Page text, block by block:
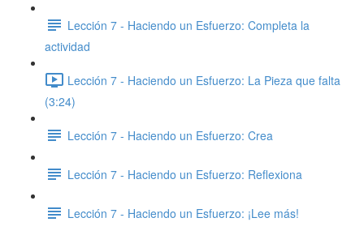
Lección 7 - Haciendo un Esfuerzo: Completa la
actividad
Lección 7 - Haciendo un Esfuerzo: La Pieza que falta
(3:24)
Lección 7 - Haciendo un Esfuerzo: Crea
Lección 7 - Haciendo un Esfuerzo: Reflexiona
Lección 7 - Haciendo un Esfuerzo: ¡Lee más!